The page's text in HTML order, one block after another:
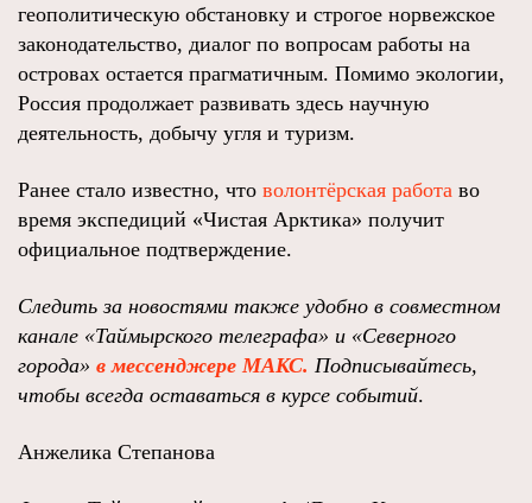
геополитическую обстановку и строгое норвежское
законодательство, диалог по вопросам работы на
островах остается прагматичным. Помимо экологии,
Россия продолжает развивать здесь научную
деятельность, добычу угля и туризм.
Ранее стало известно, что волонтёрская работа во
время экспедиций «Чистая Арктика» получит
официальное подтверждение.
Следить за новостями также удобно в совместном
канале «Таймырского телеграфа» и «Северного
города» в мессенджере МАКС. Подписывайтесь,
чтобы всегда оставаться в курсе событий.
Анжелика Степанова